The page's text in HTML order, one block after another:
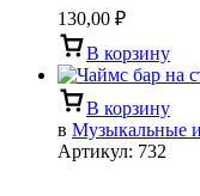
130,00 ₽
В корзину
В корзину
в Музыкальные
Артикул: 732